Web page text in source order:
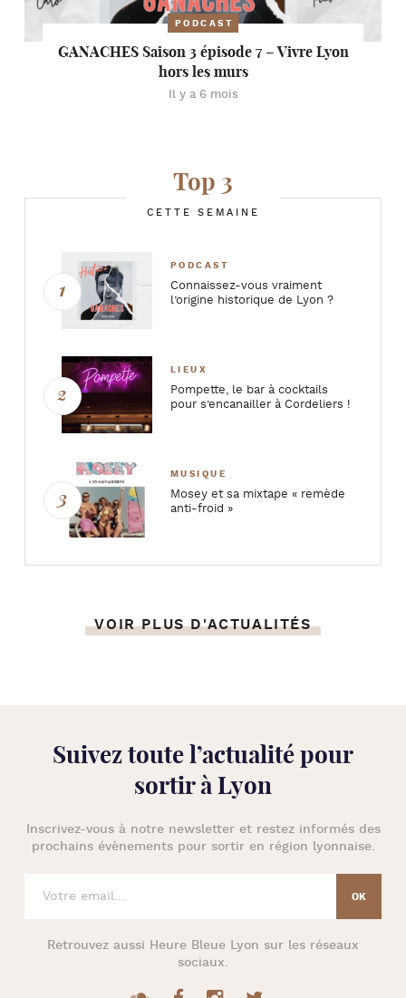
PODCAST
GANACHES Saison 3 épisode 7 – Vivre Lyon
hors les murs
Il y a 6 mois
Top 3
CETTE SEMAINE
PODCAST
Connaissez-vous vraiment
l’origine historique de Lyon ?
LIEUX
Pompette, le bar à cocktails
pour s’encanailler à Cordeliers !
MUSIQUE
Mosey et sa mixtape « remède
anti-froid »
VOIR PLUS D'ACTUALITÉS
Suivez toute l’actualité pour
sortir à Lyon
Inscrivez-vous à notre newsletter et restez informés des
prochains évènements pour sortir en région lyonnaise.
Retrouvez aussi Heure Bleue Lyon sur les réseaux
sociaux.